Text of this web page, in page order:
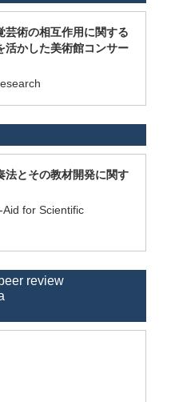
芸術の相互作用に関する
かした美術館コンサー
法とその教材開発に関す
for Scientific
review